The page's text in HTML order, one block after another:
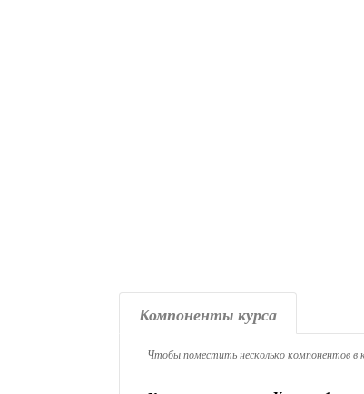
Компоненты курса
Чтобы поместить несколько компонентов в